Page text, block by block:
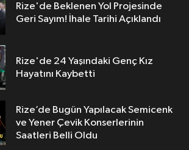
Rize'de Beklenen Yol Projesinde
Geri Sayım! İhale Tarihi Açıklandı
Rize'de 24 Yaşındaki Genç Kız
Hayatını Kaybetti
Rize’de Bugün Yapılacak Semicenk
ve Yener Çevik Konserlerinin
Saatleri Belli Oldu